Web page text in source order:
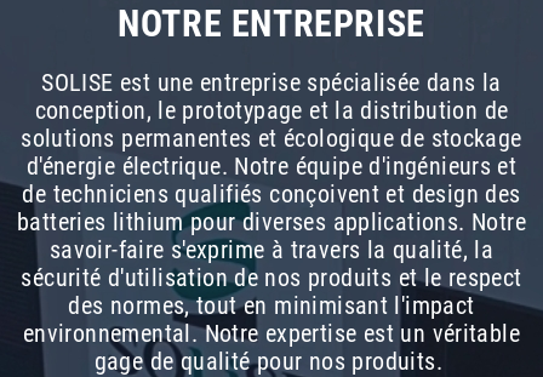
NOTRE ENTREPRISE
SOLISE est une entreprise spécialisée dans la
conception, le prototypage et la distribution de
solutions permanentes et écologique de stockage
d'énergie électrique. Notre équipe d'ingénieurs et
de techniciens qualifiés conçoivent et design des
batteries lithium pour diverses applications. Notre
savoir-faire s'exprime à travers la qualité, la
sécurité d'utilisation de nos produits et le respect
des normes, tout en minimisant l'impact
environnemental. Notre expertise est un véritable
gage de qualité pour nos produits.